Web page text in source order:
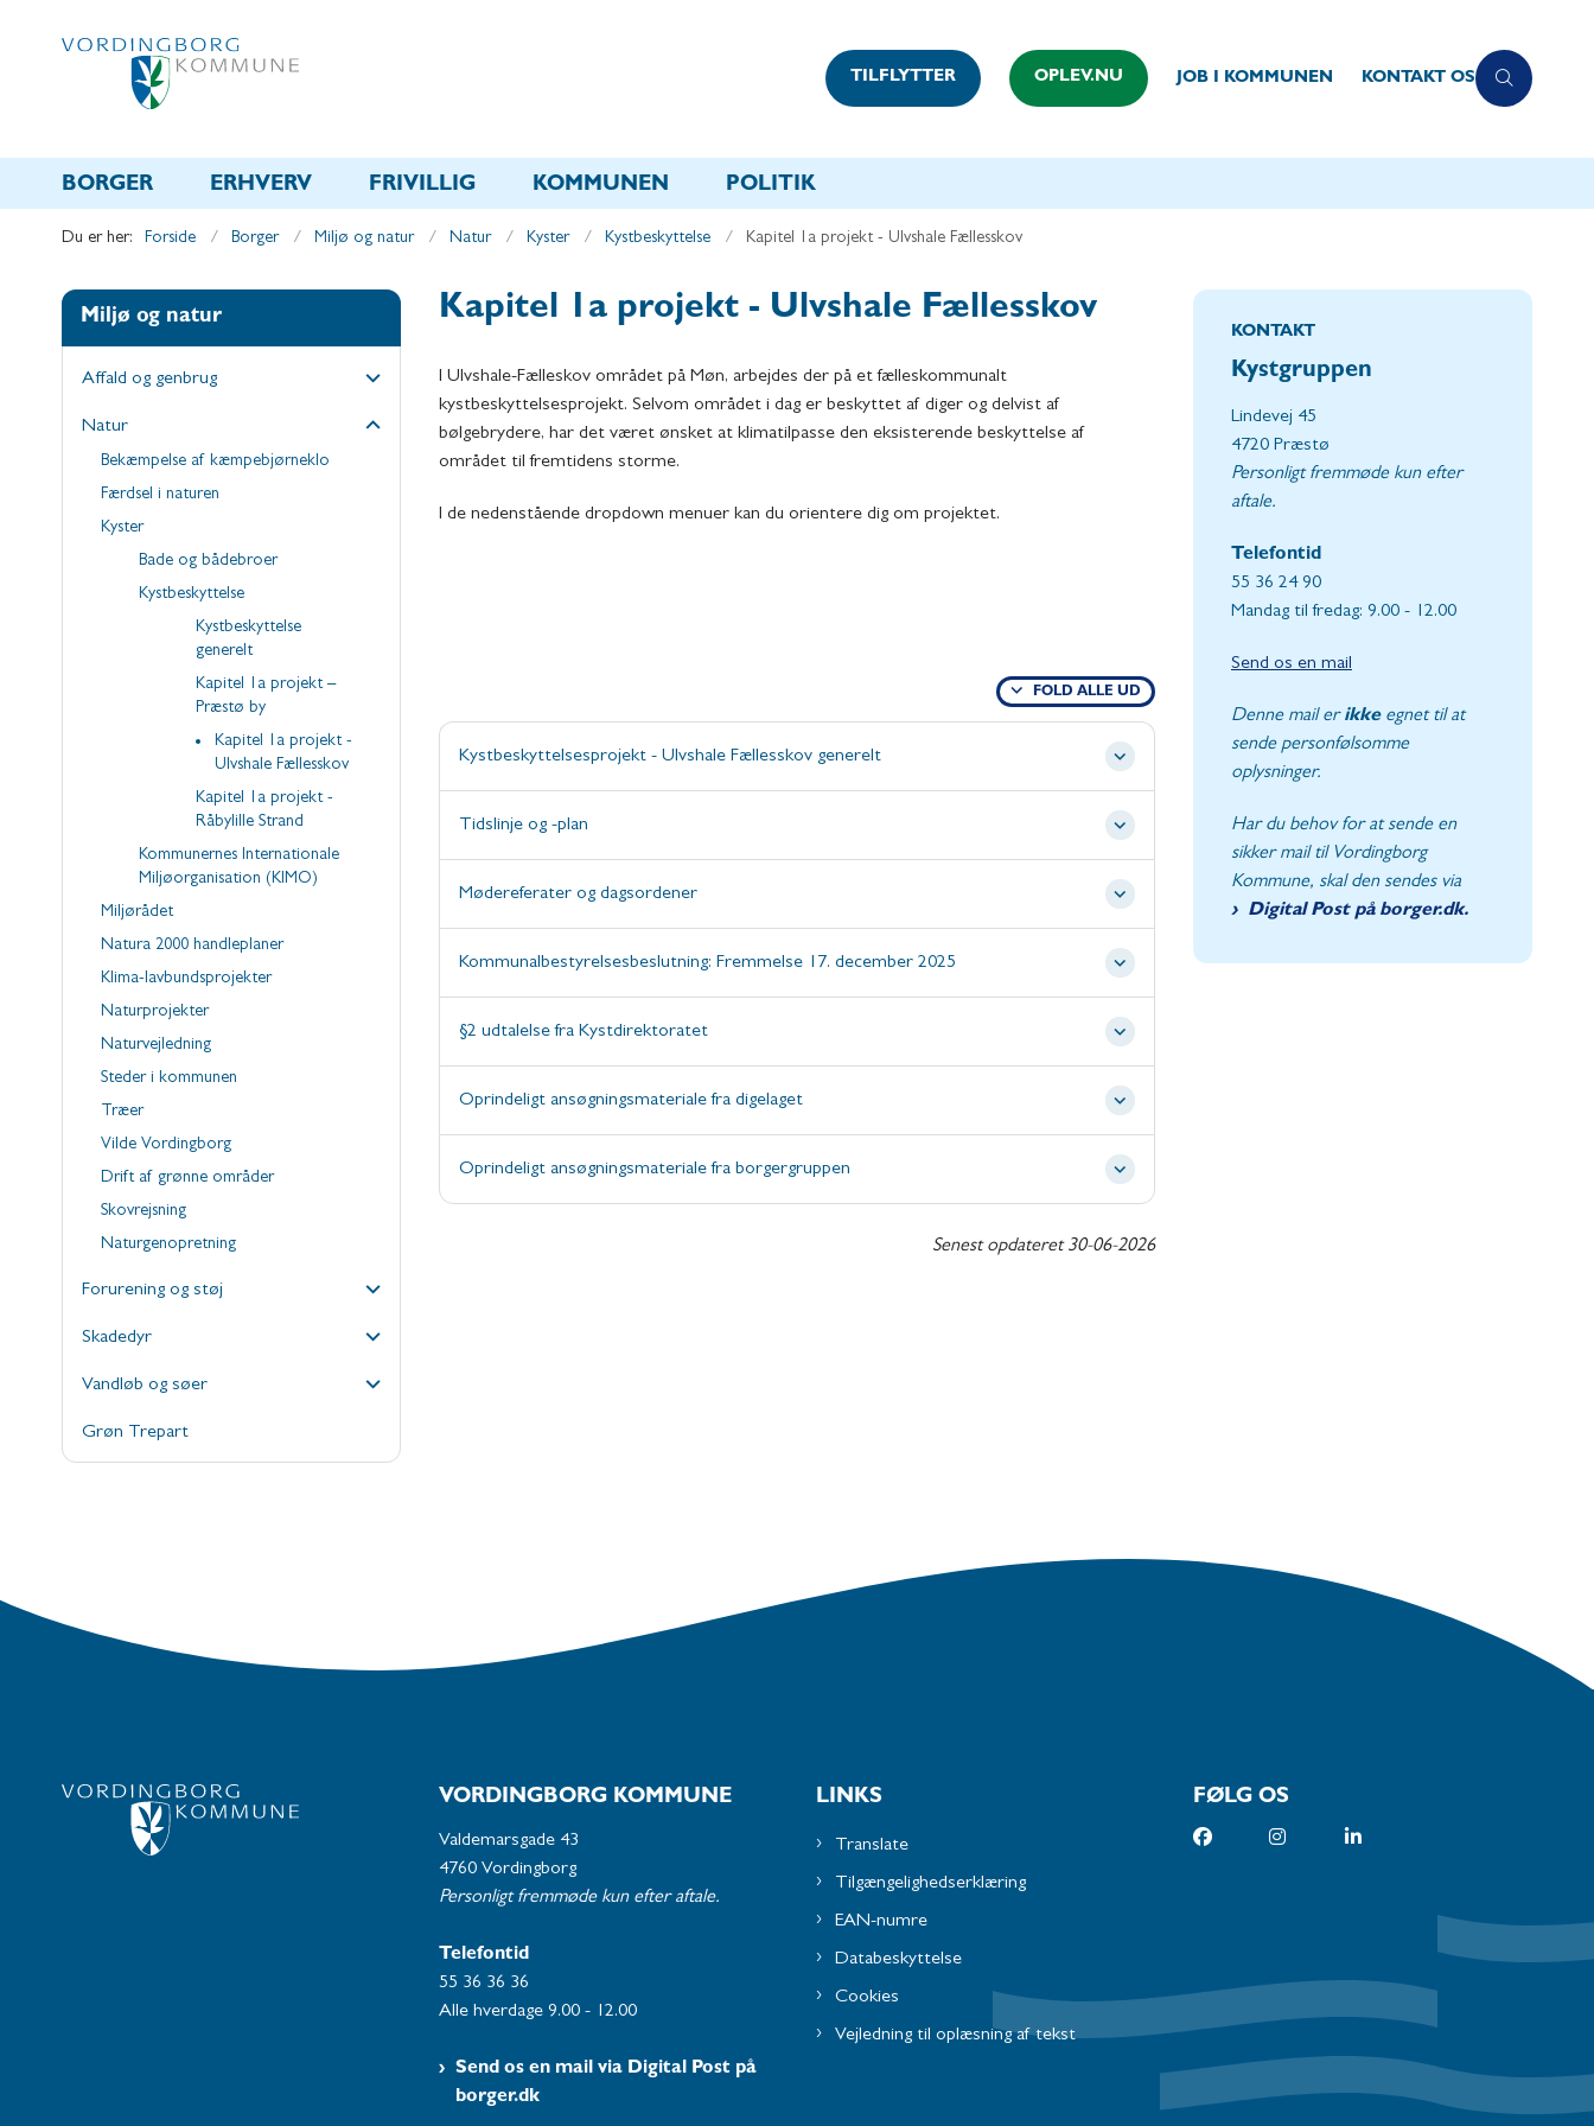
TILFLYTTER OPLEV.NU JOB I KOMMUNEN KONTAKT OS
BORGER ERHVERV FRIVILLIG KOMMUNEN POLITIK
Du er her: Forside Borger Miljø og natur Natur Kyster Kystbeskyttelse Kapitel 1a projekt - Ulvshale Fællesskov
Miljø og natur
Affald og genbrug
Natur
Bekæmpelse af kæmpebjørneklo
Færdsel i naturen
Kyster
Bade og bådebroer
Kystbeskyttelse
Kystbeskyttelse
generelt
Kapitel 1a projekt –
Præstø by
Kapitel 1a projekt -
Ulvshale Fællesskov
Kapitel 1a projekt -
Råbylille Strand
Kommunernes Internationale
Miljøorganisation (KIMO)
Miljørådet
Natura 2000 handleplaner
Klima-lavbundsprojekter
Naturprojekter
Naturvejledning
Steder i kommunen
Træer
Vilde Vordingborg
Drift af grønne områder
Skovrejsning
Naturgenopretning
Forurening og støj
Skadedyr
Vandløb og søer
Grøn Trepart
Kapitel 1a projekt - Ulvshale Fællesskov
I Ulvshale-Fælleskov området på Møn, arbejdes der på et fælleskommunalt
kystbeskyttelsesprojekt. Selvom området i dag er beskyttet af diger og delvist af
bølgebrydere, har det været ønsket at klimatilpasse den eksisterende beskyttelse af
området til fremtidens storme.
I de nedenstående dropdown menuer kan du orientere dig om projektet.
FOLD ALLE UD
Kystbeskyttelsesprojekt - Ulvshale Fællesskov generelt
Tidslinje og -plan
Mødereferater og dagsordener
Kommunalbestyrelsesbeslutning: Fremmelse 17. december 2025
§2 udtalelse fra Kystdirektoratet
Oprindeligt ansøgningsmateriale fra digelaget
Oprindeligt ansøgningsmateriale fra borgergruppen
Senest opdateret30-06-2026
KONTAKT
Kystgruppen
Lindevej 45
4720 Præstø
Personligt fremmøde kun efter
aftale.
Telefontid
55 36 24 90
Mandag til fredag: 9.00 - 12.00
Send os en mail
Denne mail er ikke egnet til at
sende personfølsomme
oplysninger.
Har du behov for at sende en
sikker mail til Vordingborg
Kommune, skal den sendes via
Digital Post på borger.dk.
VORDINGBORG KOMMUNE
Valdemarsgade 43
4760 Vordingborg
Personligt fremmøde kun efter aftale.
Telefontid
55 36 36 36
Alle hverdage 9.00 - 12.00
Send os en mail via Digital Post på
borger.dk
LINKS
Translate
Tilgængelighedserklæring
EAN-numre
Databeskyttelse
Cookies
Vejledning til oplæsning af tekst
FØLG OS